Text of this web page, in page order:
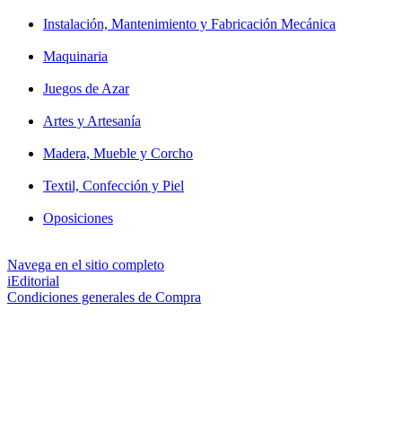
Instalación, Mantenimiento y Fabricación Mecánica
Maquinaria
Juegos de Azar
Artes y Artesanía
Madera, Mueble y Corcho
Textil, Confección y Piel
Oposiciones
Navega en el sitio completo
iEditorial
Condiciones generales de Compra